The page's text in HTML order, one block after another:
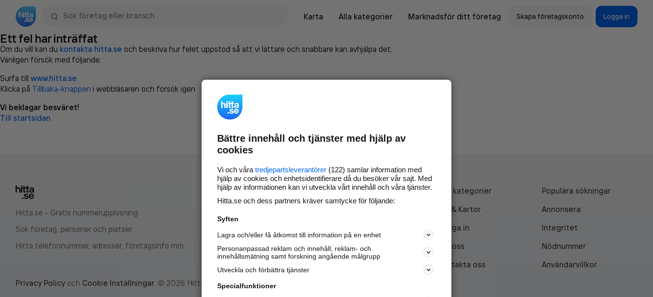
Karta
Alla kategorier Marknadsför ditt företag Skapa företagskonto Logga in
Ett fel har inträffat
Om du vill kan du kontakta hitta.se och beskriva hur felet uppstod så att vi lättare och snabbare kan avhjälpa det.
Vänligen försök med följande:
Surfa till www.hitta.se
Klicka på Tillbaka-knappen i webbläsaren och försök igen
Vi beklagar besväret!
Till startsidan
Hitta.se - Gratis nummerupplysning.
Sök företag, personer och platser.
Hitta telefonnummer, adresser, företagsinfo mm.
Marknadsför företaget på
nya kunder och
samarbetspartners nära dig.
Läs mer här
Alla kategorier
Populära sökningar
API & Kartor
Annonsera
Logga in
Integritet
Om oss
Nödnummer
Kontakta oss
Användarvillkor
Privacy Policy och Cookie Inställningar. © 2026 Hitta.se
Bättre innehåll och tjänster med hjälp av
cookies
Vi och våra tredjepartsleverantörer (122) samlar information med
hjälp av cookies och enhetsidentifierare då du besöker vår sajt. Med
hjälp av informationen kan vi utveckla vårt innehåll och våra tjänster.
Hitta.se och dess partners kräver samtycke för följande:
Syften
Lagra och/eller få åtkomst till information på en enhet
Personanpassad reklam och innehåll, reklam- och
innehållsmätning samt forskning angående målgrupp
Utveckla och förbättra tjänster
Specialfunktioner